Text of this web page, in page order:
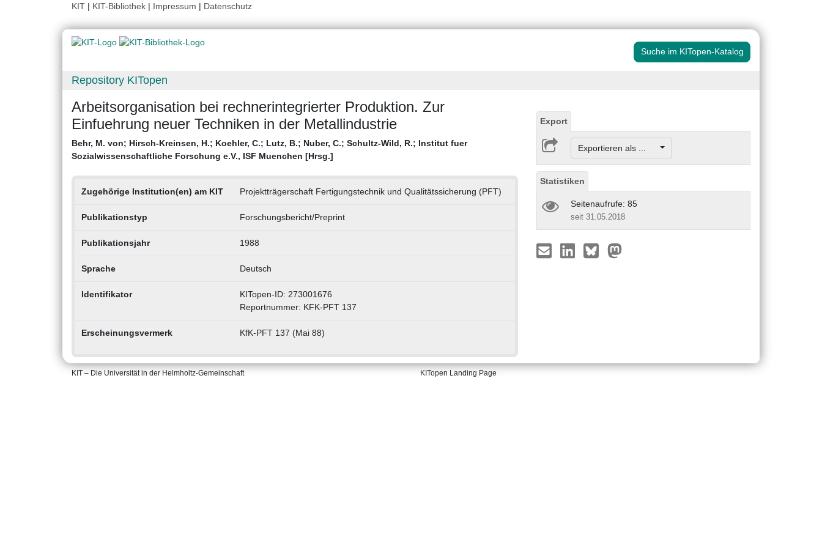
KIT | KIT-Bibliothek | Impressum | Datenschutz
Suche im KITopen-Katalog
Repository KITopen
Arbeitsorganisation bei rechnerintegrierter Produktion. Zur
Einfuehrung neuer Techniken in der Metallindustrie
Behr, M. von; Hirsch-Kreinsen, H.; Koehler, C.; Lutz, B.; Nuber, C.; Schultz-Wild, R.; Institut fuer
Sozialwissenschaftliche Forschung e.V., ISF Muenchen [Hrsg.]
Zugehörige Institution(en) am KIT Projektträgerschaft Fertigungstechnik und Qualitätssicherung (PFT)
Publikationstyp Forschungsbericht/Preprint
Publikationsjahr 1988
Sprache Deutsch
Identifikator
KITopen-ID: 273001676
Reportnummer: KFK-PFT 137
Erscheinungsvermerk KfK-PFT 137 (Mai 88)
Export
Exportieren als ...
Statistiken
Seitenaufrufe: 85
seit 31.05.2018
KIT – Die Universität in der Helmholtz-Gemeinschaft KITopen Landing Page